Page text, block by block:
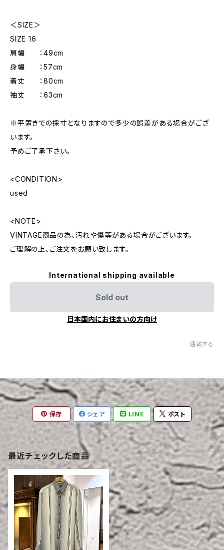
＜SIZE＞
SIZE 16
肩幅 ：49cm
身幅 ：57cm
着丈 ：80cm
袖丈 ：63cm
※平置きでの採寸となりますので多少の誤差がある場合がござ
います。
予めご了承下さい。
<CONDITION>
used
<NOTE>
VINTAGE商品の為、汚れや傷等がある場合がございます。
ご理解の上、ご注文をお願い致します。
International shipping available
Sold out
日本国内にお住まいの方向け
通報する
保存 シェア LINE ポスト
最近チェックした商品